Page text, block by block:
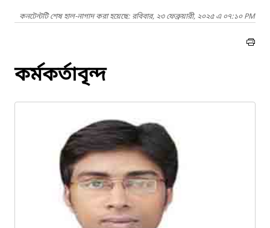
কনটেন্টটি শেষ হাল-নাগাদ করা হয়েছে: রবিবার, ২৩ ফেব্রুয়ারী, ২০২৫ এ ০৭:১০ PM
কর্মকর্তাবৃন্দ